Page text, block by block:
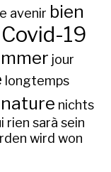
avenir bien
Covid-19
jour
longtemps
nature nichts
rien sarà sein
wird won